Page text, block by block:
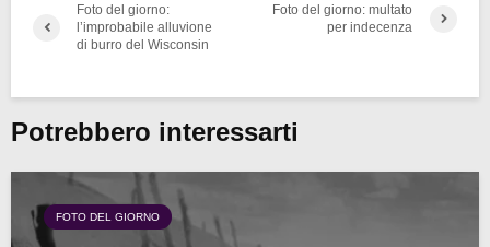
Foto del giorno:
l’improbabile alluvione
di burro del Wisconsin
Foto del giorno: multato
per indecenza
Potrebbero interessarti
FOTO DEL GIORNO